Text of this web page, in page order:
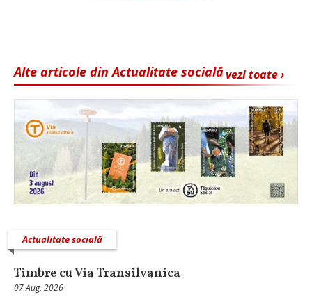
vezi toate ›
Alte articole din Actualitate socială
Actualitate socială
Timbre cu Via Transilvanica
07 Aug, 2026